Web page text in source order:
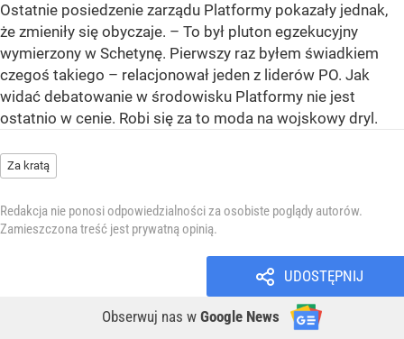
Ostatnie posiedzenie zarządu Platformy pokazały jednak,
że zmieniły się obyczaje. – To był pluton egzekucyjny
wymierzony w Schetynę. Pierwszy raz byłem świadkiem
czegoś takiego – relacjonował jeden z liderów PO. Jak
widać debatowanie w środowisku Platformy nie jest
ostatnio w cenie. Robi się za to moda na wojskowy dryl.
Za kratą
Redakcja nie ponosi odpowiedzialności za osobiste poglądy autorów.
Zamieszczona treść jest prywatną opinią.
UDOSTĘPNIJ
Obserwuj nas w Google News